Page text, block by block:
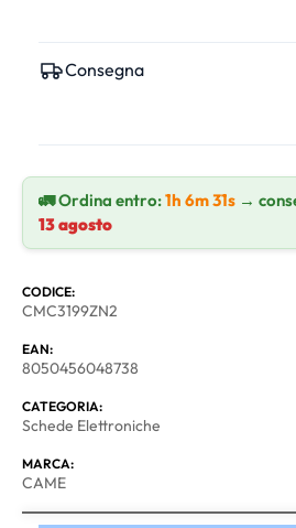
Consegna
🚛 Ordina entro:1h 6m 30s →
giovedì 13 agosto
CODICE:
CMC3199ZN2
EAN:
8050456048738
CATEGORIA:
Schede Elettroniche
MARCA:
CAME